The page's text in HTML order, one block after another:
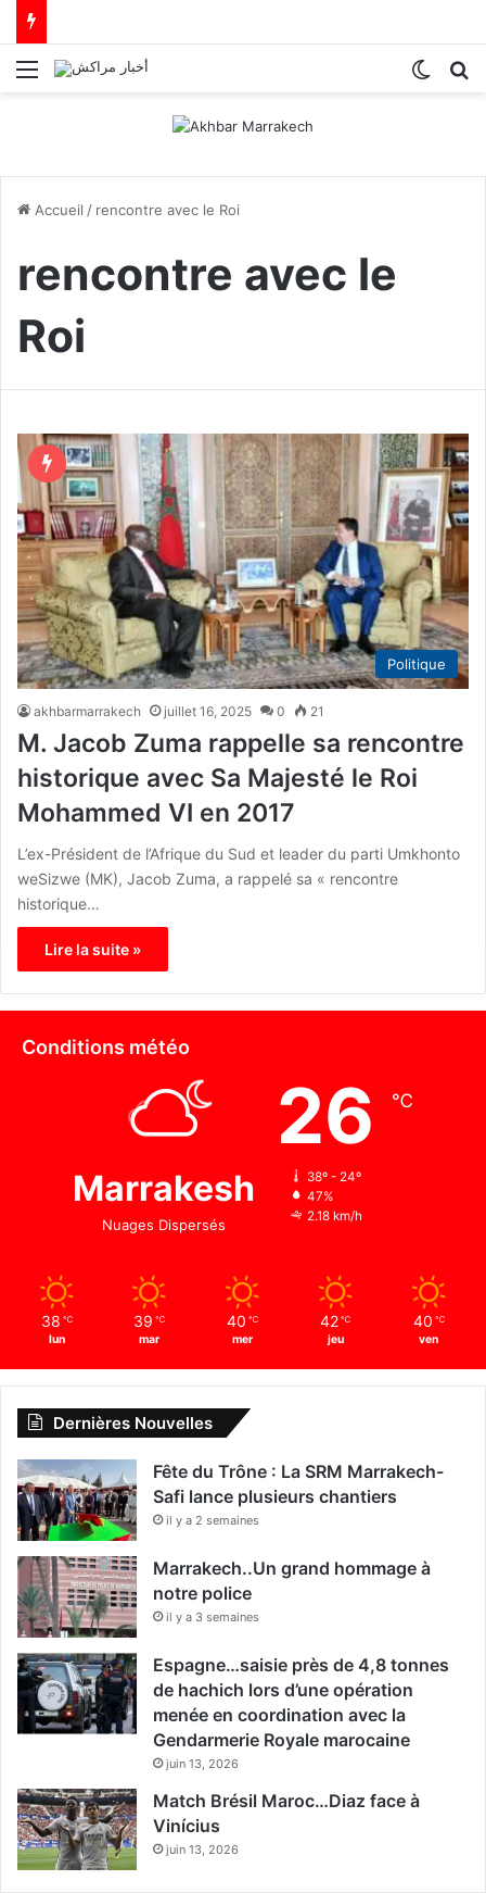
Menu
Accueil / rencontre avec le Roi
rencontre avec le
Roi
Politique
akhbarmarrakech juillet 16, 2025 0 21
M. Jacob Zuma rappelle sa rencontre
historique avec Sa Majesté le Roi
Mohammed VI en 2017
L’ex-Président de l’Afrique du Sud et leader du parti Umkhonto
weSizwe (MK), Jacob Zuma, a rappelé sa « rencontre
historique…
Lire la suite »
Conditions météo
Marrakesh
Nuages Dispersés
26 ℃
38º - 24º
47%
2.18 km/h
38 ℃
lun
39 ℃
mar
40 ℃
mer
42 ℃
jeu
40 ℃
ven
Dernières Nouvelles
Fête du Trône : La SRM Marrakech-
Safi lance plusieurs chantiers
il y a 2 semaines
Marrakech..Un grand hommage à
notre police
il y a 3 semaines
Espagne…saisie près de 4,8 tonnes
de hachich lors d’une opération
menée en coordination avec la
Gendarmerie Royale marocaine
juin 13, 2026
Match Brésil Maroc…Diaz face à
Vinícius
juin 13, 2026